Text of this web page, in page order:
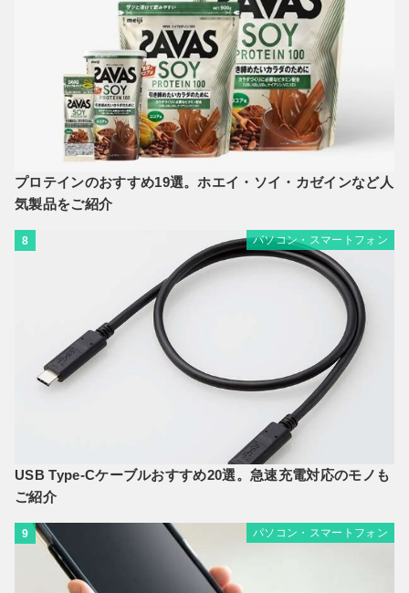
プロテインのおすすめ19選。ホエイ・ソイ・カゼインなど人
気製品をご紹介
8 パソコン・スマートフォン
USB Type-Cケーブルおすすめ20選。急速充電対応のモノも
ご紹介
9 パソコン・スマートフォン